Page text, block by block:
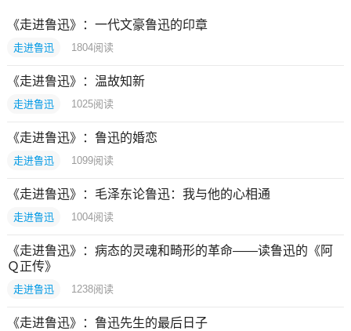
《走进鲁迅》：一代文豪鲁迅的印章
走进鲁迅 1804阅读
《走进鲁迅》：温故知新
走进鲁迅 1025阅读
《走进鲁迅》：鲁迅的婚恋
走进鲁迅 1099阅读
《走进鲁迅》：毛泽东论鲁迅：我与他的心相通
走进鲁迅 1004阅读
《走进鲁迅》：病态的灵魂和畸形的革命——读鲁迅的《阿
Ｑ正传》
走进鲁迅 1238阅读
《走进鲁迅》：鲁迅先生的最后日子